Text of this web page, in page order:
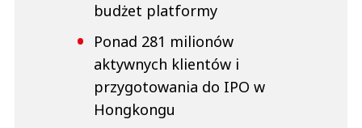
budżet platformy
Ponad 281 milionów
aktywnych klientów i
przygotowania do IPO w
Hongkongu